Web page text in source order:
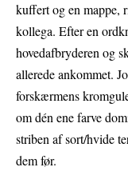
kuffert og en mappe,
kollega. Efter en
hovedafbryderen og
allerede ankommet.
forskærmens
om dén ene farve
striben af sort/hvide
dem før.